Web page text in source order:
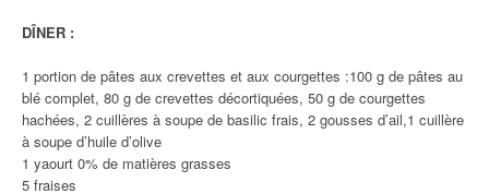
DÎNER :
1 portion de pâtes aux crevettes et aux courgettes :100 g de pâtes au
blé complet, 80 g de crevettes décortiquées, 50 g de courgettes
hachées, 2 cuillères à soupe de basilic frais, 2 gousses d’ail,1 cuillère
à soupe d’huile d’olive
1 yaourt 0% de matières grasses
5 fraises